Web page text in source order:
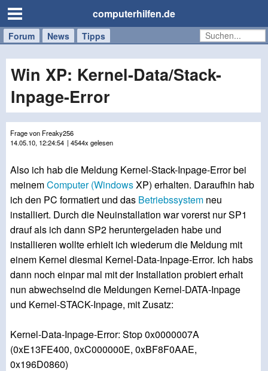
computerhilfen.de
Forum News Tipps
Handy
Tablet
Windows
Mac
Win XP: Kernel-Data/Stack-
Inpage-Error
Frage von Freaky256
14.05.10, 12:24:54 | 4544x gelesen
Also ich hab die Meldung Kernel-Stack-Inpage-Error bei
meinemComputer (WindowsXP) erhalten. Daraufhin hab
ich den PC formatiert und das Betriebssystem neu
installiert. Durch die Neuinstallation war vorerst nur SP1
drauf als ich dann SP2 heruntergeladen habe und
installieren wollte erhielt ich wiederum die Meldung mit
einem Kernel diesmal Kernel-Data-Inpage-Error. Ich habs
dann noch einpar mal mit der Installation probiert erhalt
nun abwechselnd die Meldungen Kernel-DATA-Inpage
und Kernel-STACK-Inpage, mit Zusatz:
Kernel-Data-Inpage-Error: Stop 0x0000007A
(0xE13FE400, 0xC000000E, 0xBF8F0AAE,
0x196D0860)